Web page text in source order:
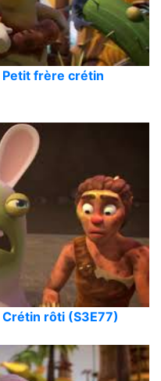
Petit frère crétin
rôti (S3E77)